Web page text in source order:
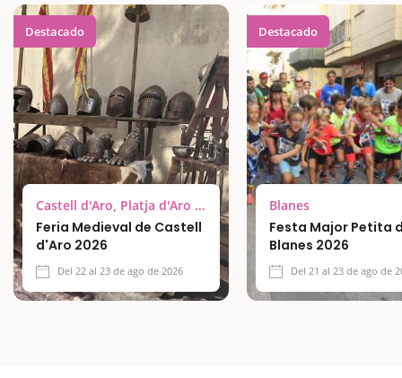
Castell d'Aro, Platja d'Aro y S'Agaró
Feria Medieval de Castell
d'Aro 2026
Del 22 al 23 de ago de 2026
Destacado
Blanes
Festa Major Petita
Blanes 2026
Del 21 al 23 de ago de
Destacado